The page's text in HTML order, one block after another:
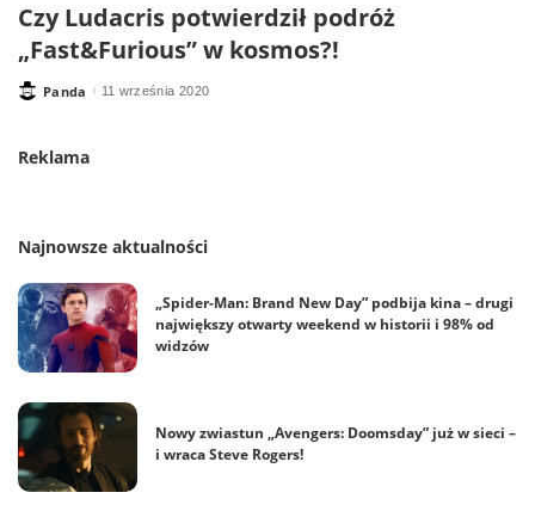
Czy Ludacris potwierdził podróż
„Fast&Furious” w kosmos?!
PostedPanda 11 września 2020
Reklama
Najnowsze aktualności
„Spider-Man: Brand New Day” podbija kina – drugi
największy otwarty weekend w historii i 98% od
widzów
Nowy zwiastun „Avengers: Doomsday” już w sieci –
i wraca Steve Rogers!